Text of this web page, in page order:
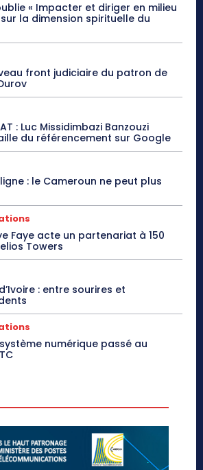
« Impacter et diriger en milieu
la dimension spirituelle du
front judiciaire du patron de
: Luc Missidimbazi Banzouzi
du référencement sur Google
: le Cameroun ne peut plus
Faye acte un partenariat à 150
Towers
: entre sourires et
numérique passé au